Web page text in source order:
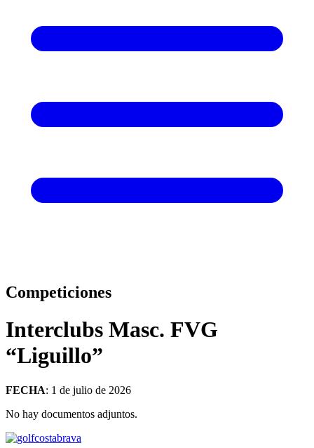
Competiciones
Interclubs Masc. FVG
“Liguillo”
FECHA: 1 de julio de 2026
No hay documentos adjuntos.